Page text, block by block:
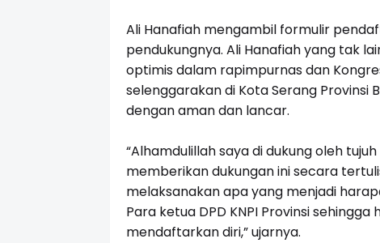
Ali Hanafiah mengambil formulir
pendukungnya. Ali Hanafiah yang tak
optimis dalam rapimpurnas dan
selenggarakan di Kota Serang Provinsi
dengan aman dan lancar.
“Alhamdulillah saya di dukung oleh
memberikan dukungan ini secara
melaksanakan apa yang menjadi
Para ketua DPD KNPI Provinsi
mendaftarkan diri,” ujarnya.